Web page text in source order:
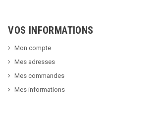
VOS INFORMATIONS
Mon compte
Mes adresses
Mes commandes
Mes informations